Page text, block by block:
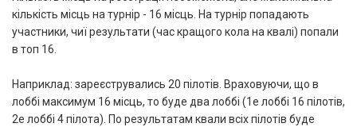
кількість місць на турнір - 16 місць. На турнір попадають
участники, чиї результати (час кращого кола на квалі) попали
в топ 16.
Наприклад: зареєструвались 20 пілотів. Враховуючи, що в
лоббі максимум 16 місць, то буде два лоббі (1е лоббі 16 пілотів,
2е лоббі 4 пілота). По результатам квали всіх пілотів буде